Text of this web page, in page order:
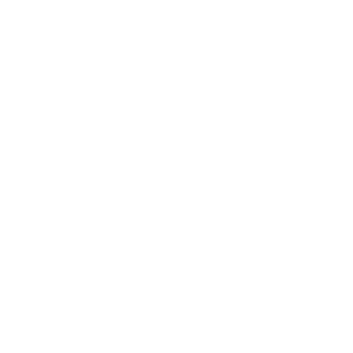
了承ください。
御機器販売店・
ようお願いしま
にご登録され
とをご了承くだ
ありません。
です。
ず変更すること
ない年数を意
貨物等」とい
可)を取得する
通知します。
、取り引きをい
ムロン制御